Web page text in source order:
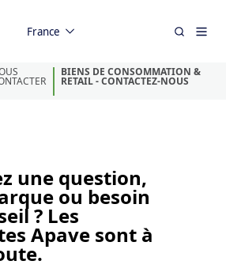
France
​BIENS DE CONSOMMATION &
RETAIL - CONTACTEZ-NOUS
une question,
ou besoin
? Les
Apave sont à